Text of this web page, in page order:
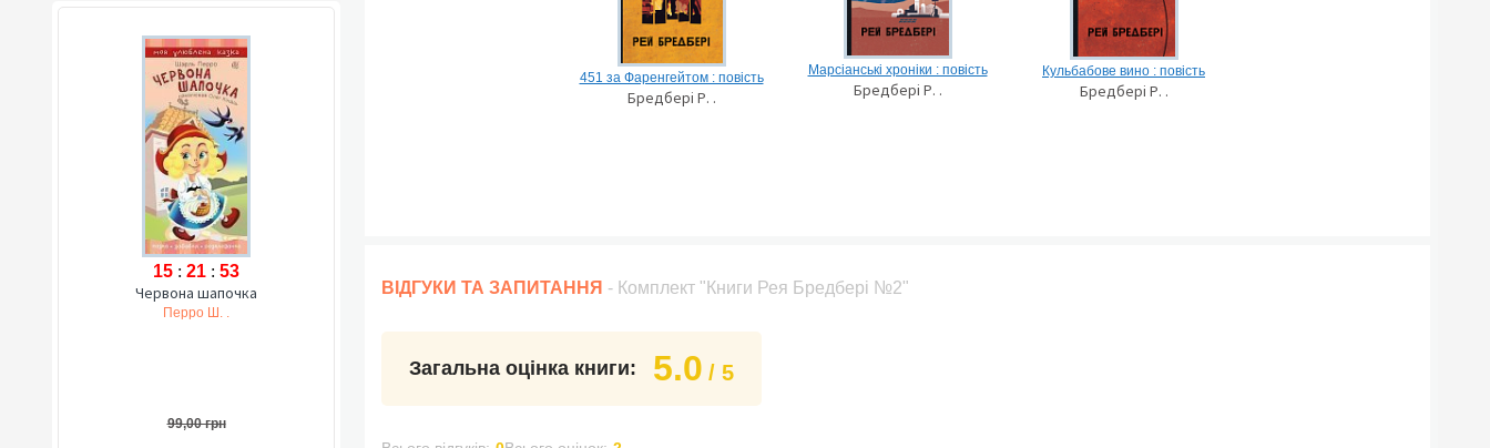
15 : 21 : 52
Червона шапочка
Перро Ш. .
99,00 грн
451 за Фаренгейтом : повість
Бредбері Р. .
Марсіанські хроніки : повість
Бредбері Р. .
Кульбабове вино : повість
Бредбері Р. .
ВІДГУКИ ТА ЗАПИТАННЯ - Комплект "Книги Рея Бредбері №2"
Загальна оцінка книги: 5.0 / 5